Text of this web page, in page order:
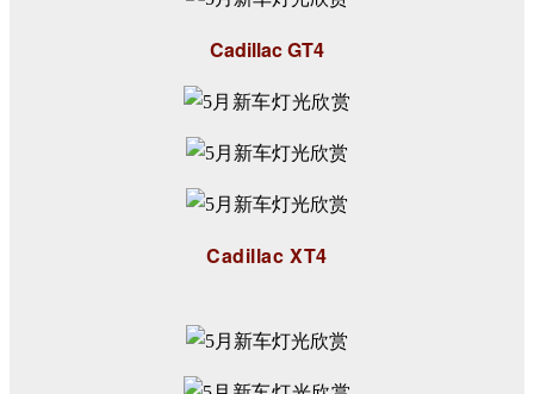
Cadillac GT4
Cadillac XT4